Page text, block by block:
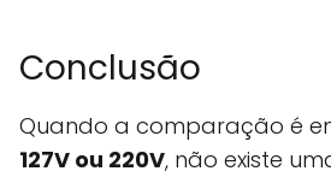
Conclusão
Quando a comparação é
127V ou 220V, não existe